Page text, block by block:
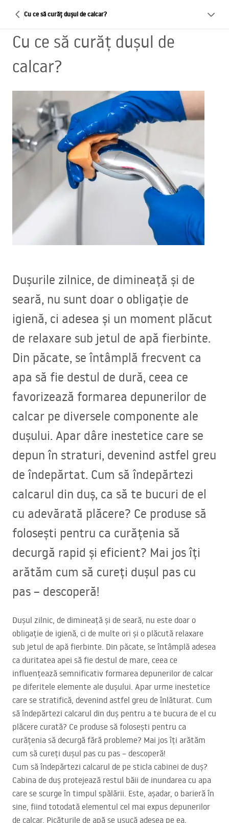
Cu ce să curăț dușul de calcar?
Cu ce să curăț dușul de
calcar?
Dușurile zilnice, de dimineață și de
seară, nu sunt doar o obligație de
igienă, ci adesea și un moment plăcut
de relaxare sub jetul de apă fierbinte.
Din păcate, se întâmplă frecvent ca
apa să fie destul de dură, ceea ce
favorizează formarea depunerilor de
calcar pe diversele componente ale
dușului. Apar dâre inestetice care se
depun în straturi, devenind astfel greu
de îndepărtat. Cum să îndepărtezi
calcarul din duș, ca să te bucuri de el
cu adevărată plăcere? Ce produse să
folosești pentru ca curățenia să
decurgă rapid și eficient? Mai jos îți
arătăm cum să cureți dușul pas cu
pas – descoperă!
Dușul zilnic, de dimineață și de seară, nu este doar o
obligație de igienă, ci de multe ori și o plăcută relaxare
sub jetul de apă fierbinte. Din păcate, se întâmplă adesea
ca duritatea apei să fie destul de mare, ceea ce
influențează semnificativ formarea depunerilor de calcar
pe diferitele elemente ale dușului. Apar urme inestetice
care se stratifică, devenind astfel greu de înlăturat. Cum
să îndepărtezi calcarul din duș pentru a te bucura de el cu
plăcere curată? Ce produse să folosești pentru ca
curățenia să decurgă fără probleme? Mai jos îți arătăm
cum să cureți dușul pas cu pas – descoperă!
Cum să îndepărtezi calcarul de pe sticla cabinei de duș?
Cabina de duș protejează restul băii de inundarea cu apa
care se scurge în timpul spălării. Este, așadar, o barieră în
sine, fiind totodată elementul cel mai expus depunerilor
de calcar. Picăturile de apă se usucă adesea pe ea,